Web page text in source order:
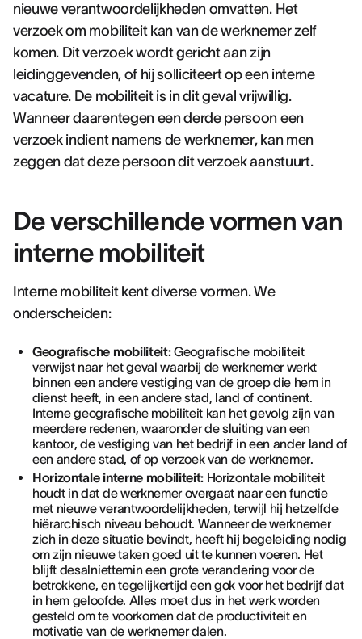
nieuwe verantwoordelijkheden omvatten. Het
verzoek om mobiliteit kan van de werknemer zelf
komen. Dit verzoek wordt gericht aan zijn
leidinggevenden, of hij solliciteert op een interne
vacature. De mobiliteit is in dit geval vrijwillig.
Wanneer daarentegen een derde persoon een
verzoek indient namens de werknemer, kan men
zeggen dat deze persoon dit verzoek aanstuurt.
De verschillende vormen van
interne mobiliteit
Interne mobiliteit kent diverse vormen. We
onderscheiden:
Geografische mobiliteit:Geografische mobiliteit
verwijst naar het geval waarbij de werknemer werkt
binnen een andere vestiging van de groep die hem in
dienst heeft, in een andere stad, land of continent.
Interne geografische mobiliteit kan het gevolg zijn van
meerdere redenen, waaronder de sluiting van een
kantoor, de vestiging van het bedrijf in een ander land of
een andere stad, of op verzoek van de werknemer.
Horizontale interne mobiliteit: Horizontale mobiliteit
houdt in dat de werknemer overgaat naar een functie
met nieuwe verantwoordelijkheden, terwijl hij hetzelfde
hiërarchisch niveau behoudt. Wanneer de werknemer
zich in deze situatie bevindt, heeft hij begeleiding nodig
om zijn nieuwe taken goed uit te kunnen voeren. Het
blijft desalniettemin een grote verandering voor de
betrokkene, en tegelijkertijd een gok voor het bedrijf dat
in hem geloofde. Alles moet dus in het werk worden
gesteld om te voorkomen dat de productiviteit en
motivatie van de werknemer dalen.